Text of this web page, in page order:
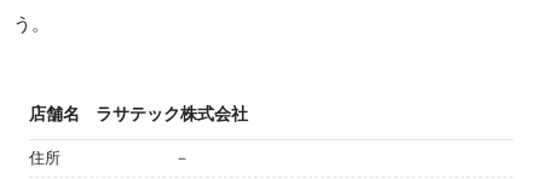
う。
店舗名 ラサテック株式会社
住所 －